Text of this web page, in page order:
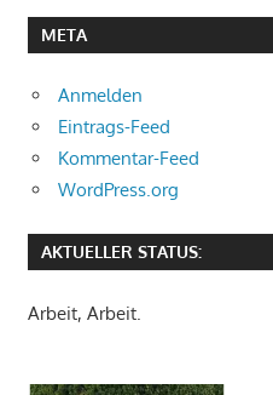
META
Anmelden
Eintrags-Feed
Kommentar-Feed
WordPress.org
AKTUELLER STATUS:
Arbeit, Arbeit.